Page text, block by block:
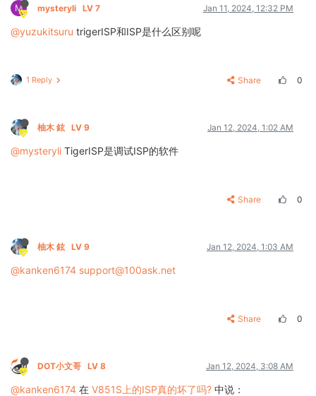
M mysteryli LV 7 Jan 11, 2024, 12:32 PM
@yuzukitsuru trigerISP和ISP是什么区别呢
1 Reply Share 0
柚木 鉉 LV 9 Jan 12, 2024, 1:02 AM
@mysteryli TigerISP是调试ISP的软件
Share 0
柚木 鉉 LV 9 Jan 12, 2024, 1:03 AM
@kanken6174 support@100ask.net
Share 0
DOT小文哥 LV 8 Jan 12, 2024, 3:08 AM
@kanken6174 在 V851S上的ISP真的坏了吗? 中说：